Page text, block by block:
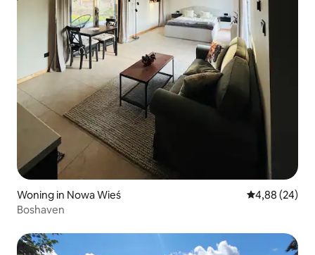
Woning in Nowa Wieś Gemiddelde
4,88 (24)
Boshaven